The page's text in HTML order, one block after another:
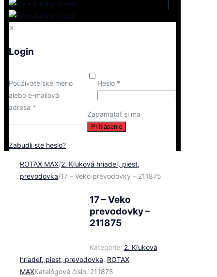
✕
Login
Používateľské meno
alebo e-mailová
adresa *
Heslo *
Zapamätať si ma
Prihlásenie
Zabudli ste heslo?
ROTAX MAX/2. Kľuková hriadeľ, piest,
prevodovka/17 – Veko prevodovky – 211875
17 – Veko
prevodovky –
211875
Kategórie: 2. Kľuková
hriadeľ, piest, prevodovka, ROTAX
MAXKatalógové číslo: 211875